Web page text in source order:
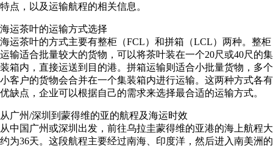
特点，以及运输航程的相关信息。
海运茶叶的运输方式选择
海运茶叶的方式主要有整柜（FCL）和拼箱（LCL）两种。整柜
运输适合批量较大的货物，可以将茶叶装在一个20尺或40尺的集
装箱内，直接运送到目的港。拼箱运输则适合小批量货物，多个
小客户的货物会合并在一个集装箱内进行运输。这两种方式各有
优缺点，企业可以根据自己的需求来选择最合适的运输方式。
从广州/深圳到蒙得维的亚的航程及海运时效
从中国广州或深圳出发，前往乌拉圭蒙得维的亚港的海上航程大
约为36天。这段航程主要经过南海、印度洋，然后进入南美洲的